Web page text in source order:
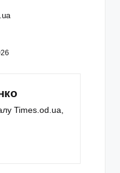
Times.od.ua,